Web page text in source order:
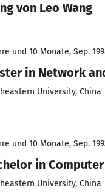
von Leo Wang
und 10 Monate, Sep.
in Network
University, China
und 10 Monate, Sep.
in
University, China